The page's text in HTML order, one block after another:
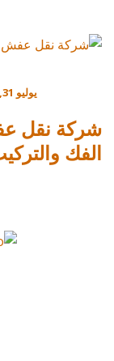
يوليو 31, 2026
شركة نقل
الفك والتركيب